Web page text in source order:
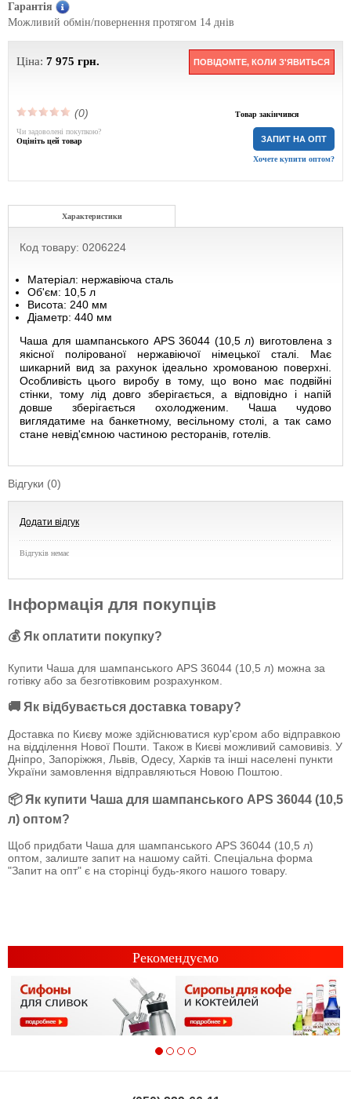
Гарантія
Можливий обмін/повернення протягом 14 днів
Ціна: 7 975 грн. ПОВІДОМТЕ, КОЛИ З'ЯВИТЬСЯ
(0) Товар закінчився
ЗАПИТ НА ОПТ
Хочете купити оптом?
Чи задоволені покупкою?
Оцініть цей товар
Характеристики
Код товару: 0206224
Матеріал: нержавіюча сталь
Об'єм: 10,5 л
Висота: 240 мм
Діаметр: 440 мм
Чаша для шампанського APS 36044 (10,5 л) виготовлена ​​з
якісної полірованої нержавіючої німецької сталі. Має
шикарний вид за рахунок ідеально хромованою поверхні.
Особливість цього виробу в тому, що воно має подвійні
стінки, тому лід довго зберігається, а відповідно і напій
довше зберігається охолодженим. Чаша чудово
виглядатиме на банкетному, весільному столі, а так само
стане невід'ємною частиною ресторанів, готелів.
Відгуки (0)
Додати відгук
Відгуків немає
Інформація для покупців
💰 Як оплатити покупку?
Купити Чаша для шампанського APS 36044 (10,5 л) можна за
готівку або за безготівковим розрахунком.
🚚 Як відбувається доставка товару?
Доставка по Києву може здійснюватися кур'єром або відправкою
на відділення Нової Пошти. Також в Києві можливий самовивіз. У
Дніпро, Запоріжжя, Львів, Одесу, Харків та інші населені пункти
України замовлення відправляються Новою Поштою.
📦 Як купити Чаша для шампанського APS 36044 (10,5
л) оптом?
Щоб придбати Чаша для шампанського APS 36044 (10,5 л)
оптом, залиште запит на нашому сайті. Спеціальна форма
"Запит на опт" є на сторінці будь-якого нашого товару.
Рекомендуємо